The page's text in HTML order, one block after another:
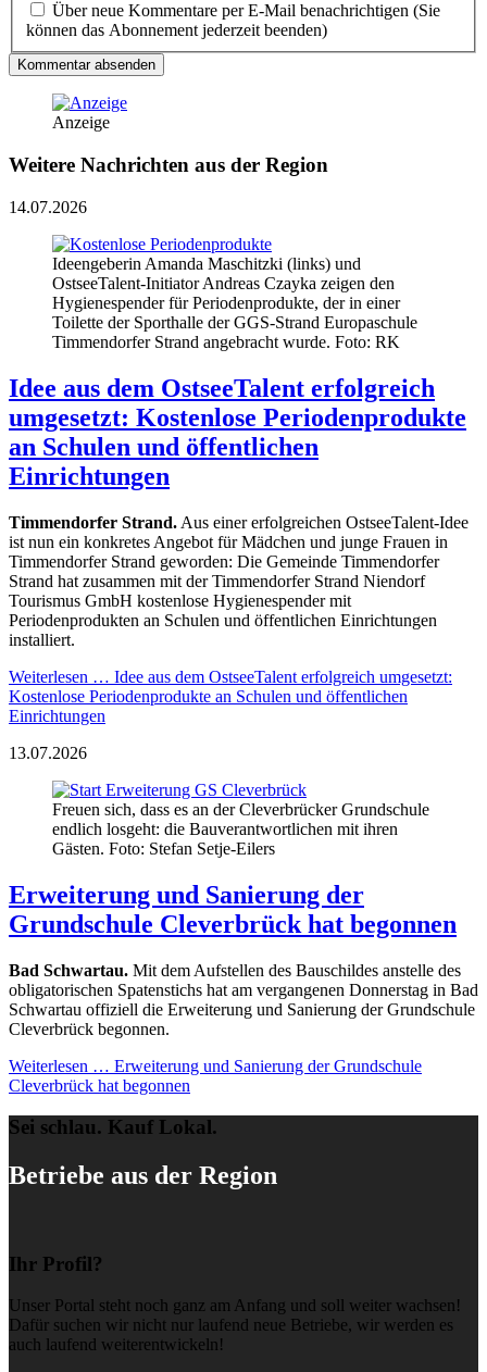
Über neue Kommentare per E-Mail benachrichtigen (Sie
können das Abonnement jederzeit beenden)
Kommentar absenden
Anzeige
Weitere Nachrichten aus der Region
14.07.2026
Ideengeberin Amanda Maschitzki (links) und
OstseeTalent-Initiator Andreas Czayka zeigen den
Hygienespender für Periodenprodukte, der in einer
Toilette der Sporthalle der GGS-Strand Europaschule
Timmendorfer Strand angebracht wurde. Foto: RK
Idee aus dem OstseeTalent erfolgreich
umgesetzt: Kostenlose Periodenprodukte
an Schulen und öffentlichen
Einrichtungen
Timmendorfer Strand. Aus einer erfolgreichen OstseeTalent-Idee
ist nun ein konkretes Angebot für Mädchen und junge Frauen in
Timmendorfer Strand geworden: Die Gemeinde Timmendorfer
Strand hat zusammen mit der Timmendorfer Strand Niendorf
Tourismus GmbH kostenlose Hygienespender mit
Periodenprodukten an Schulen und öffentlichen Einrichtungen
installiert.
Weiterlesen … Idee aus dem OstseeTalent erfolgreich umgesetzt:
Kostenlose Periodenprodukte an Schulen und öffentlichen
Einrichtungen
13.07.2026
Freuen sich, dass es an der Cleverbrücker Grundschule
endlich losgeht: die Bauverantwortlichen mit ihren
Gästen. Foto: Stefan Setje-Eilers
Erweiterung und Sanierung der
Grundschule Cleverbrück hat begonnen
Bad Schwartau. Mit dem Aufstellen des Bauschildes anstelle des
obligatorischen Spatenstichs hat am vergangenen Donnerstag in Bad
Schwartau offiziell die Erweiterung und Sanierung der Grundschule
Cleverbrück begonnen.
Weiterlesen … Erweiterung und Sanierung der Grundschule
Cleverbrück hat begonnen
Sei schlau. Kauf Lokal.
Betriebe aus der Region
Ihr Profil?
Unser Portal steht noch ganz am Anfang und soll weiter wachsen!
Dafür suchen wir nicht nur laufend neue Betriebe, wir werden es
auch laufend weiterentwickeln!